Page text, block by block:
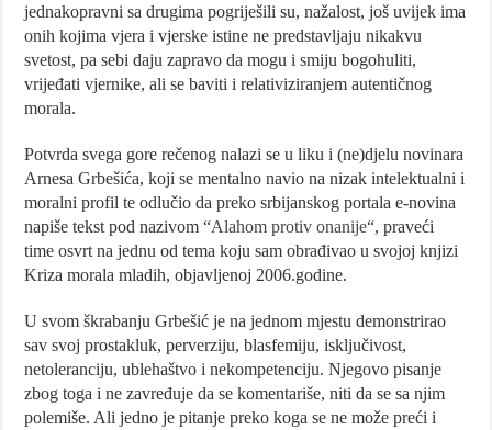
jednakopravni sa drugima pogriješili su, nažalost, još uvijek ima
onih kojima vjera i vjerske istine ne predstavljaju nikakvu
svetost, pa sebi daju zapravo da mogu i smiju bogohuliti,
vrijeđati vjernike, ali se baviti i relativiziranjem autentičnog
morala.
Potvrda svega gore rečenog nalazi se u liku i (ne)djelu novinara
Arnesa Grbešića, koji se mentalno navio na nizak intelektualni i
moralni profil te odlučio da preko srbijanskog portala e-novina
napiše tekst pod nazivom “Alahom protiv onanije“, praveći
time osvrt na jednu od tema koju sam obrađivao u svojoj knjizi
Kriza morala mladih, objavljenoj 2006.godine.
U svom škrabanju Grbešić je na jednom mjestu demonstrirao
sav svoj prostakluk, perverziju, blasfemiju, isključivost,
netoleranciju, ublehaštvo i nekompetenciju. Njegovo pisanje
zbog toga i ne zavređuje da se komentariše, niti da se sa njim
polemiše. Ali jedno je pitanje preko koga se ne može preći i